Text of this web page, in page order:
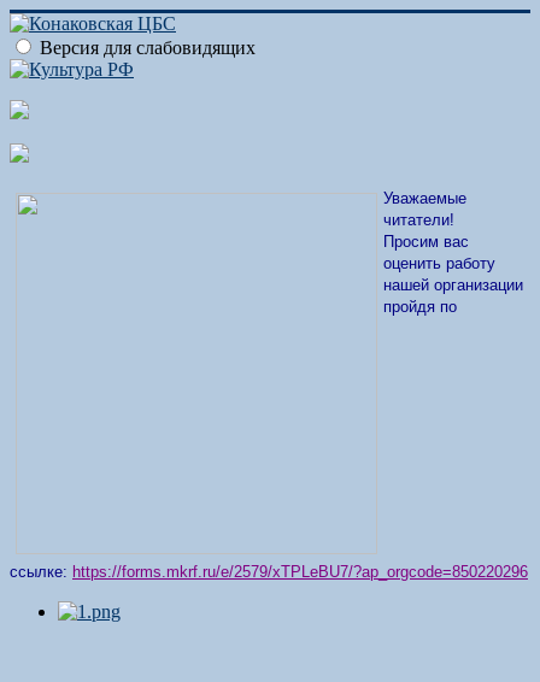
Версия для слабовидящих
Уважаемые
читатели!
Просим вас
оценить работу
нашей организации
пройдя по
ссылке: https://forms.mkrf.ru/e/2579/xTPLeBU7/?ap_orgcode=850220296